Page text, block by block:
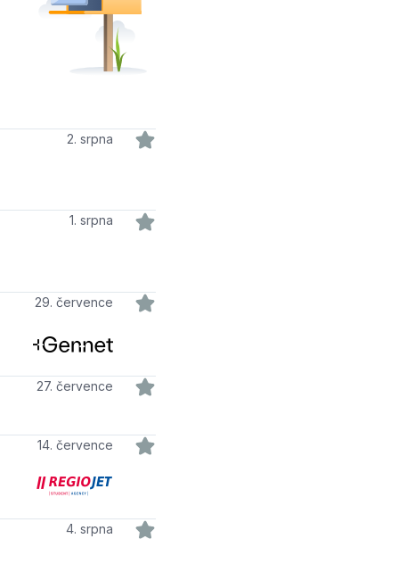
2. srpna
1. srpna
29. července
27. července
14. července
4. srpna